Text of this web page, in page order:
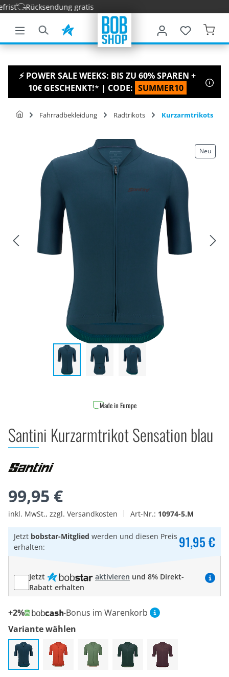
springen
Rücksendung gratis
⚡ POWER SALE WEEKS: BIS ZU 60% SPAREN +
10€ GESCHENKT!* | CODE: SUMMER10
Fahrradbekleidung Radtrikots Kurzarmtrikots
Neu
Made in Europe
Santini Kurzarmtrikot Sensation blau
99,95 €
inkl. MwSt., zzgl. Versandkosten Art-Nr.: 10974-5.M
Jetzt bobstar-Mitglied werden und diesen Preis
erhalten:
91,95 €
Jetzt aktivieren und 8% Direkt-
Rabatt erhalten
+2%
-Bonus im Warenkorb
Variante wählen